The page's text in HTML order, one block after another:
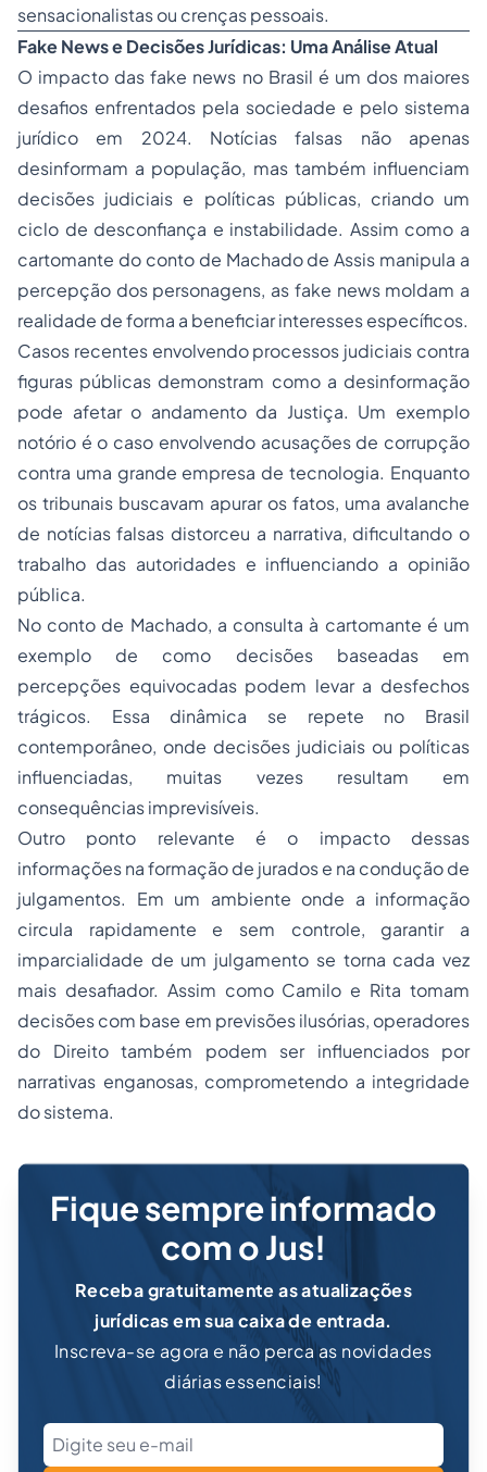
sensacionalistas ou crenças pessoais.
Fake News e Decisões Jurídicas: Uma Análise Atual
O impacto das fake news no Brasil é um dos maiores
desafios enfrentados pela sociedade e pelo sistema
jurídico em 2024. Notícias falsas não apenas
desinformam a população, mas também influenciam
decisões judiciais e políticas públicas, criando um
ciclo de desconfiança e instabilidade. Assim como a
cartomante do conto de Machado de Assis manipula a
percepção dos personagens, as fake news moldam a
realidade de forma a beneficiar interesses específicos.
Casos recentes envolvendo processos judiciais contra
figuras públicas demonstram como a desinformação
pode afetar o andamento da Justiça. Um exemplo
notório é o caso envolvendo acusações de corrupção
contra uma grande empresa de tecnologia. Enquanto
os tribunais buscavam apurar os fatos, uma avalanche
de notícias falsas distorceu a narrativa, dificultando o
trabalho das autoridades e influenciando a opinião
pública.
No conto de Machado, a consulta à cartomante é um
exemplo de como decisões baseadas em
percepções equivocadas podem levar a desfechos
trágicos. Essa dinâmica se repete no Brasil
contemporâneo, onde decisões judiciais ou políticas
influenciadas, muitas vezes resultam em
consequências imprevisíveis.
Outro ponto relevante é o impacto dessas
informações na formação de jurados e na condução de
julgamentos. Em um ambiente onde a informação
circula rapidamente e sem controle, garantir a
imparcialidade de um julgamento se torna cada vez
mais desafiador. Assim como Camilo e Rita tomam
decisões com base em previsões ilusórias, operadores
do Direito também podem ser influenciados por
narrativas enganosas, comprometendo a integridade
do sistema.
Fique sempre informado
com o Jus!
Receba gratuitamente as atualizações
jurídicas em sua caixa de entrada.
Inscreva-se agora e não perca as novidades
diárias essenciais!